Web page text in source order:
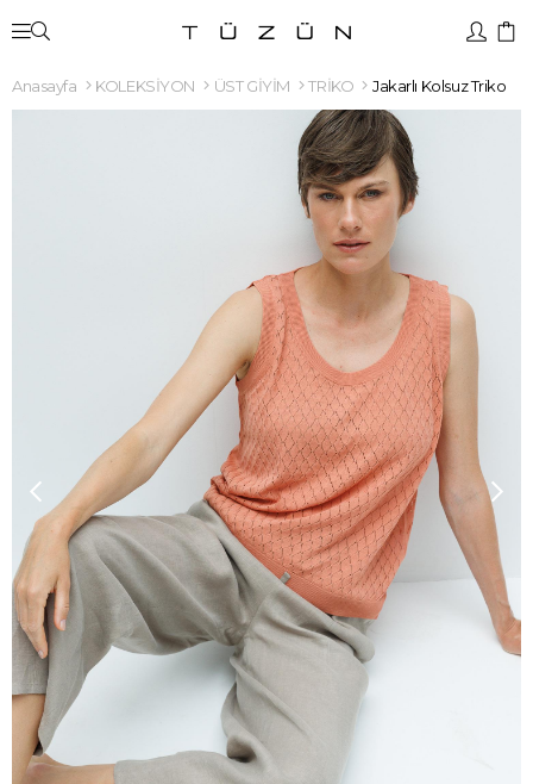
Anasayfa KOLEKSİYON ÜST GİYİM TRİKO Jakarlı Kolsuz Triko